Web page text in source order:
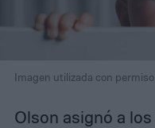
Imagen utilizada con
Olson asignó a